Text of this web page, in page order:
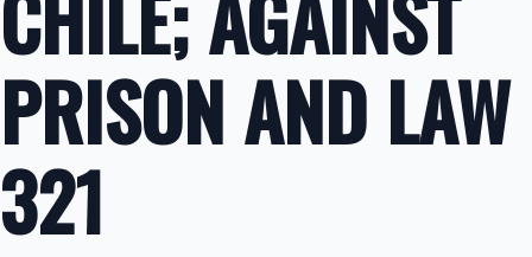
PRISON AND LAW
321